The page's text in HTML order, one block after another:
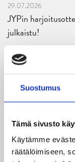
Suostumus
Tämä sivusto
Käytämme
räätälöimiseen,
29.07.2026
JYPin
julkaistu!
27.07.2026
25.06.2026
JYP ja Secto
02.06.2026
Liiga-kauden